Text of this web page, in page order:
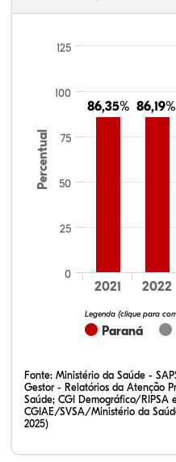
Percentual
86,35%
86,35% 86,19%
86,19%
Paraná
Legenda (clique para
2021 2022
0
25
50
75
100
125
Fonte: Ministério da Saúde -
Gestor - Relatórios da Atenção
Saúde; CGI Demográfico/RIPSA
CGIAE/SVSA/Ministério da
2025)